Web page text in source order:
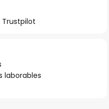
Trustpilot
laborables